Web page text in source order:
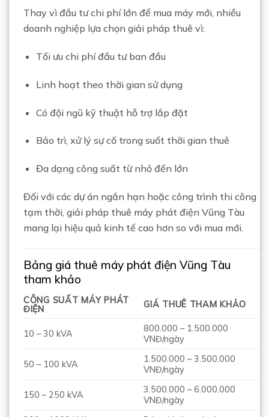
Thay vì đầu tư chi phí lớn để mua máy mới, nhiều
doanh nghiệp lựa chọn giải pháp thuê vì:
Tối ưu chi phí đầu tư ban đầu
Linh hoạt theo thời gian sử dụng
Có đội ngũ kỹ thuật hỗ trợ lắp đặt
Bảo trì, xử lý sự cố trong suốt thời gian thuê
Đa dạng công suất từ nhỏ đến lớn
Đối với các dự án ngắn hạn hoặc công trình thi công
tạm thời, giải pháp thuê máy phát điện Vũng Tàu
mang lại hiệu quả kinh tế cao hơn so với mua mới.
Bảng giá thuê máy phát điện Vũng Tàu
tham khảo
CÔNG SUẤT MÁY PHÁT
ĐIỆN
GIÁ THUÊ THAM KHẢO
10 – 30 kVA
800.000 – 1.500.000
VNĐ/ngày
50 – 100 kVA
1.500.000 – 3.500.000
VNĐ/ngày
150 – 250 kVA
3.500.000 – 6.000.000
VNĐ/ngày